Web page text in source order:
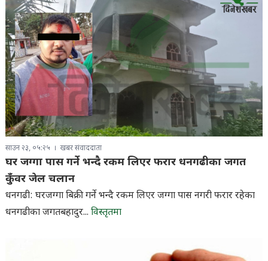
साउन २३, ०५:२५ खबर संवाददाता
घर जग्गा पास गर्ने भन्दै रकम लिएर फरार धनगढीका जगत
कुँवर जेल चलान
धनगढी: घरजग्गा बिक्री गर्ने भन्दै रकम लिएर जग्गा पास नगरी फरार रहेका
धनगढीका जगतबहादुर... विस्तृतमा